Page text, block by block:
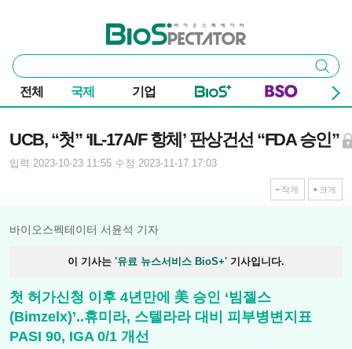
바이오스펙테이터
통
합
검
색
검색
전체 국제 기업
UCB, “첫” ‘IL-17A/F 항체’ 판상건선 “FDA 승인”
입력 2023-10-23 11:55 수정 2023-11-17 17:03
작게 크게
바이오스펙테이터 서윤석 기자
이 기사는 '유료 뉴스서비스 BioS+' 기사입니다.
첫 허가신청 이후 4년만에 美 승인 ‘빔젤스
(Bimzelx)’..휴미라, 스텔라라 대비 피부병변지표
PASI 90, IGA 0/1 개선